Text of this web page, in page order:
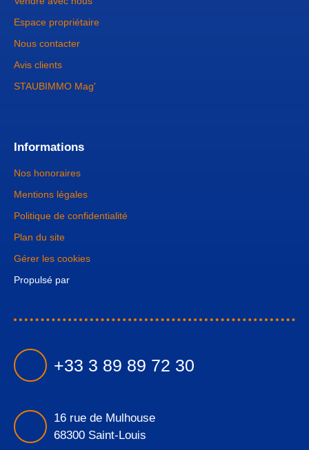
Espace propriétaire
Nous contacter
Avis clients
STAUBIMMO Mag'
Informations
Nos honoraires
Mentions légales
Politique de confidentialité
Plan du site
Gérer les cookies
Propulsé par
+33 3 89 89 72 30
16 rue de Mulhouse
68300 Saint-Louis